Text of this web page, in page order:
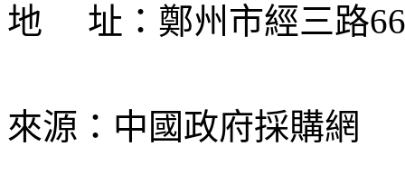
地 址：鄭州市經三路66
來源：中國政府採購網